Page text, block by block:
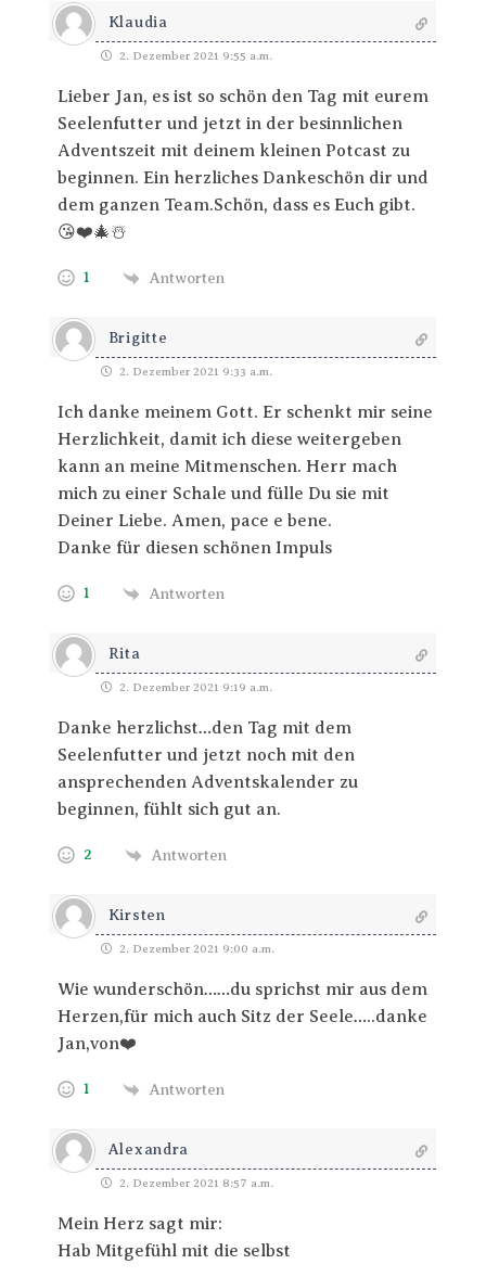
Klaudia
2. Dezember 2021 9:55 a.m.
Lieber Jan, es ist so schön den Tag mit eurem
Seelenfutter und jetzt in der besinnlichen
Adventszeit mit deinem kleinen Potcast zu
beginnen. Ein herzliches Dankeschön dir und
dem ganzen Team.Schön, dass es Euch gibt.
😘❤️🎄☃️
1 Antworten
Brigitte
2. Dezember 2021 9:33 a.m.
Ich danke meinem Gott. Er schenkt mir seine
Herzlichkeit, damit ich diese weitergeben
kann an meine Mitmenschen. Herr mach
mich zu einer Schale und fülle Du sie mit
Deiner Liebe. Amen, pace e bene.
Danke für diesen schönen Impuls
1 Antworten
Rita
2. Dezember 2021 9:19 a.m.
Danke herzlichst…den Tag mit dem
Seelenfutter und jetzt noch mit den
ansprechenden Adventskalender zu
beginnen, fühlt sich gut an.
2 Antworten
Kirsten
2. Dezember 2021 9:00 a.m.
Wie wunderschön……du sprichst mir aus dem
Herzen,für mich auch Sitz der Seele…..danke
Jan,von❤️
1 Antworten
Alexandra
2. Dezember 2021 8:57 a.m.
Mein Herz sagt mir:
Hab Mitgefühl mit die selbst